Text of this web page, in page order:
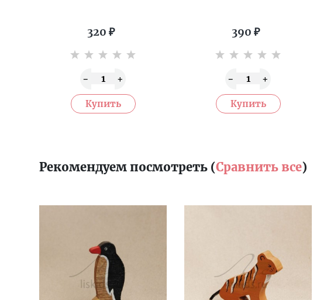
320 ₽ 390 ₽
Рекомендуем посмотреть (Сравнить все)